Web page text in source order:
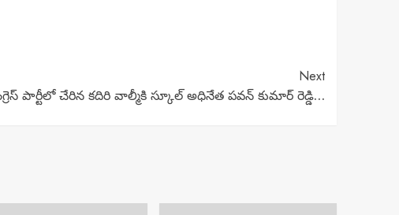
Next
పార్టీలో చేరిన కదిరి వాల్మీకి స్కూల్ అధినేత పవన్ కుమార్ రెడ్డి…